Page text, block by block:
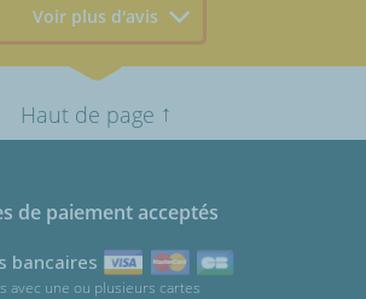
Voir plus d'avis
Haut de page ↑
de paiement acceptés
bancaires
avec une ou plusieurs cartes